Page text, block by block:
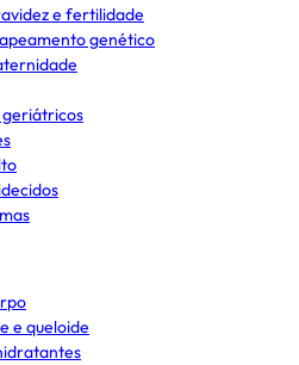
e fertilidade
genético
geriátricos
e queloide